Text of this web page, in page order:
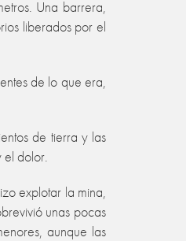
Una barrera,
liberados por el
de lo que era,
de tierra y las
el dolor.
explotar la mina,
unas pocas
aunque las